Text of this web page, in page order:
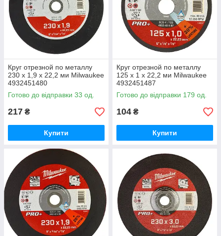
Круг отрезной по металлу
230 х 1,9 х 22,2 ми Milwaukee
4932451480
Готово до відправки 33 од.
217 ₴
Купити
Круг отрезной по металлу
125 х 1 х 22,2 ми Milwaukee
4932451487
Готово до відправки 179 од.
104 ₴
Купити